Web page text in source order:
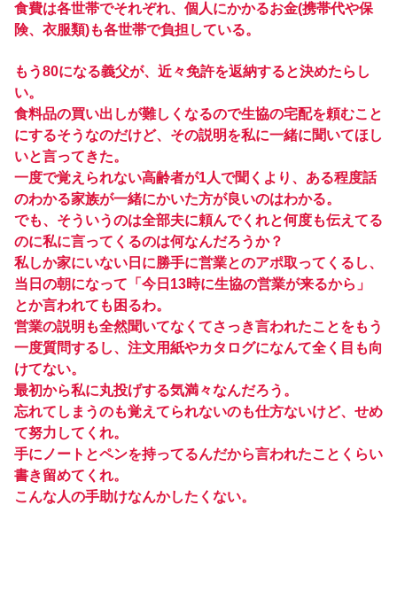
食費は各世帯でそれぞれ、個人にかかるお金(携帯代や保
険、衣服類)も各世帯で負担している。
もう80になる義父が、近々免許を返納すると決めたらし
い。
食料品の買い出しが難しくなるので生協の宅配を頼むこと
にするそうなのだけど、その説明を私に一緒に聞いてほし
いと言ってきた。
一度で覚えられない高齢者が1人で聞くより、ある程度話
のわかる家族が一緒にかいた方が良いのはわかる。
でも、そういうのは全部夫に頼んでくれと何度も伝えてる
のに私に言ってくるのは何なんだろうか？
私しか家にいない日に勝手に営業とのアポ取ってくるし、
当日の朝になって「今日13時に生協の営業が来るから」
とか言われても困るわ。
営業の説明も全然聞いてなくてさっき言われたことをもう
一度質問するし、注文用紙やカタログになんて全く目も向
けてない。
最初から私に丸投げする気満々なんだろう。
忘れてしまうのも覚えてられないのも仕方ないけど、せめ
て努力してくれ。
手にノートとペンを持ってるんだから言われたことくらい
書き留めてくれ。
こんな人の手助けなんかしたくない。